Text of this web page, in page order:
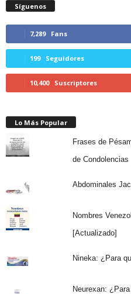
Síguenos
7,289 Fans
199 Seguidores
10,400 Suscriptores
Lo Más Popular
Frases de
de
Abdominales
Nombres
[Actualizado]
Nineka: ¿Para
Neurexan: